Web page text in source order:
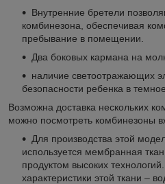
Внутренние бретели
комбинезона, обеспечивая
пребывание в помещении.
Два боковых кармана на
наличие светоотражающих
безопасности ребенка в
Возможна доставка нескольких
можно посмотреть комбинезоны
Для производства этой
используется мембранная
продуктом высоких
характеристики этой ткани –